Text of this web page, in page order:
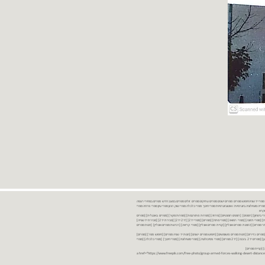
ספרים יד שניה ספרים משומשים ספרים חדשים ספרים יד 2 מכירת ספרים יד שניה ספרי יד שניהחיפוש ספרים ספרים ישנים ספרים עתיקים ספרים זולים ספרים במצב חדש ספרים במחירי רצפה
במבצע ספרים יד 2 ברמת גן ספרים יד 2 ביבנה יד 2 ספרים ספרי פסיכולוגיה ספריה סוציולוגיה ביוגרפיות ו אוטוביוגרפיות ספרי חינוך ספרי כלכלה ספרי שוק ההון ספרי עיון ספרי פרוזה ספרי
ביטחון] [רומנים] [רומנים רומנטיים] [פרוזה] [ספרות מתורגמת] [ספרות מקור] [ספרים באנגלית] [ספרים
חדשים מהחנות] [ספרים מומלצים] [ספרי בישול] [ספרי עידן חדש] [ספרי עסקים] [ספרי מורשת] [מחזות] [ספרי שירה] [ספרי בריאות] [ספרי תזונה] [ספרי רפואה] [ספרי מתח] [ספרים] [ספרי יד 2[ [יד 2 יד 2[ [מכירת יד 2[ [מכירת יד שנייה]
יד 2[ [ספר] [ספרים יד 2[ [הזמנת ספרים] [יד 2 ספרים] [ספרים בזול] [אתר ספרים] [הזמנת ספרים אונליין] [קניית ספרים אונליין] [ספרי קריאה] [רכישת ספרים אונליין] [חנות ספרים
נדירים] [חנות ספרים משומשים] [חיפוש ספרים ישנים] [חנות יד שניה ספרים] [חיפוש ספר] [ספרים]
[חנות ספרים זולים] [ספרים חדשים] [ספרים במחירי רצפה] [ספרים במשלוח חינם] [ספרים במשלוח עד הבית] [ספרים יד 2 ברמת גן] [ספרים יד 2 ביבנה] [יד 2 ספרים] [ספרי פסיכולוגיה] [ספרי סוציולוגיה] [ספרי חינוך] [ספרי כלכלה] [ספרי
[קניית ספרים]
<a href="https://www.freepik.com/free-photo/group-armed-forces-walking-desert-